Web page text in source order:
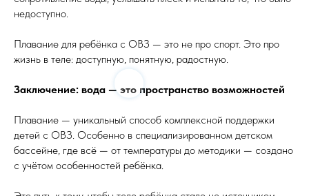
недоступно.
Плавание для ребёнка с ОВЗ — это не про спорт. Это про
жизнь в теле: доступную, понятную, радостную.
Заключение: вода — это пространство возможностей
Плавание — уникальный способ комплексной поддержки
детей с ОВЗ. Особенно в специализированном детском
бассейне, где всё — от температуры до методики — создано
с учётом особенностей ребёнка.